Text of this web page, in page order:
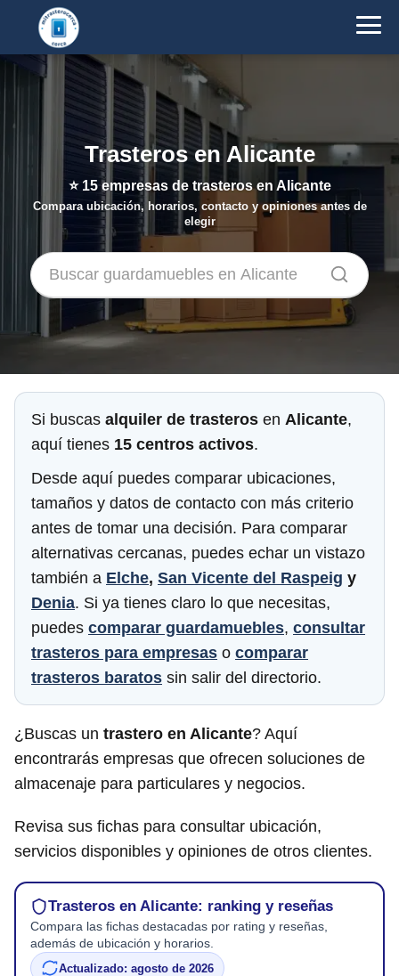
Trasteros en Alicante
⭐ 15empresas de trasteros en Alicante
Compara ubicación, horarios, contacto y opiniones antes de
elegir
Si buscas alquiler de trasteros en Alicante,
aquí tienes 15 centros activos.
Desde aquí puedes comparar ubicaciones,
tamaños y datos de contacto con más criterio
antes de tomar una decisión. Para comparar
alternativas cercanas, puedes echar un vistazo
también a Elche, San Vicente del Raspeig y
Denia. Si ya tienes claro lo que necesitas,
puedes comparar guardamuebles, consultar
trasteros para empresas o comparar
trasteros baratos sin salir del directorio.
¿Buscas un trastero en Alicante? Aquí
encontrarás empresas que ofrecen soluciones de
almacenaje para particulares y negocios.
Revisa sus fichas para consultar ubicación,
servicios disponibles y opiniones de otros clientes.
Trasteros en Alicante: ranking y reseñas
Compara las fichas destacadas por rating y reseñas,
además de ubicación y horarios.
Actualizado: agosto de 2026